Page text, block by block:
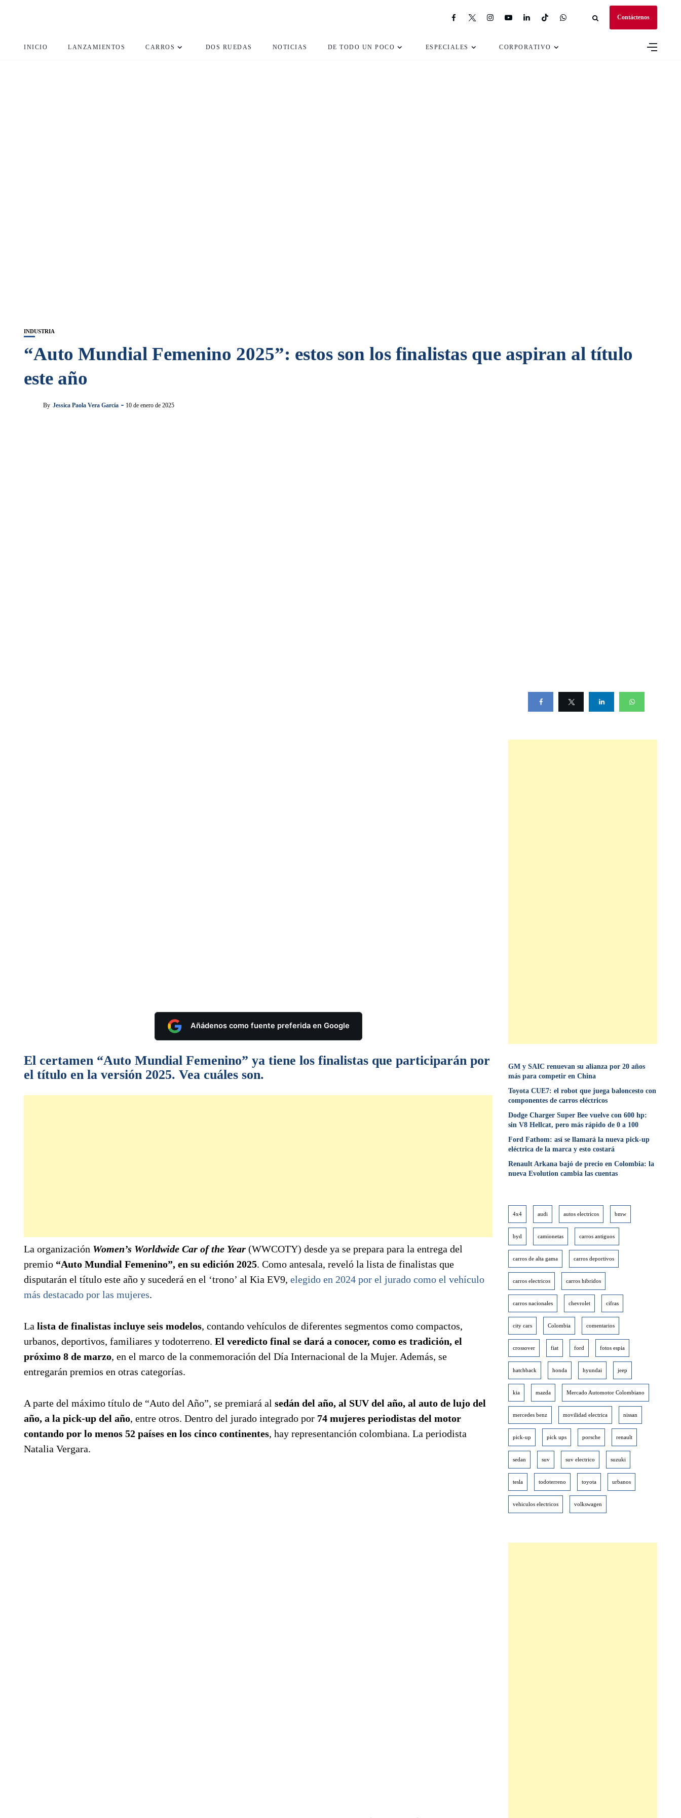
Contáctenos
INICIO LANZAMIENTOS CARROS DOS RUEDAS NOTICIAS DE TODO UN POCO ESPECIALES CORPORATIVO
INDUSTRIA
“Auto Mundial Femenino 2025”: estos son los finalistas que aspiran al título
este año
By Jessica Paola Vera García 10 de enero de 2025
Añádenos como fuente preferida en Google
El certamen “Auto Mundial Femenino” ya tiene los finalistas que participarán por
el título en la versión 2025. Vea cuáles son.
La organización Women’s Worldwide Car of the Year (WWCOTY) desde ya se prepara para la entrega del
premio “Auto Mundial Femenino”, en su edición 2025. Como antesala, reveló la lista de finalistas que
disputarán el título este año y sucederá en el ‘trono’ al Kia EV9, elegido en 2024 por el jurado como el vehículo
más destacado por las mujeres.
La lista de finalistas incluye seis modelos, contando vehículos de diferentes segmentos como compactos,
urbanos, deportivos, familiares y todoterreno. El veredicto final se dará a conocer, como es tradición, el
próximo 8 de marzo, en el marco de la conmemoración del Día Internacional de la Mujer. Además, se
entregarán premios en otras categorías.
A parte del máximo título de “Auto del Año”, se premiará al sedán del año, al SUV del año, al auto de lujo del
año, a la pick-up del año, entre otros. Dentro del jurado integrado por 74 mujeres periodistas del motor
contando por lo menos 52 países en los cinco continentes, hay representanción colombiana. La periodista
Natalia Vergara.
GM y SAIC renuevan su alianza por 20 años
más para competir en China
Toyota CUE7: el robot que juega baloncesto con
componentes de carros eléctricos
Dodge Charger Super Bee vuelve con 600 hp:
sin V8 Hellcat, pero más rápido de 0 a 100
Ford Fathom: así se llamará la nueva pick-up
eléctrica de la marca y esto costará
Renault Arkana bajó de precio en Colombia: la
nueva Evolution cambia las cuentas
4x4 audi autos electricos bmw
byd camionetas carros antiguos
carros de alta gama carros deportivos
carros electricos carros hibridos
carros nacionales chevrolet cifras
city cars Colombia comentarios
crossover fiat ford fotos espia
hatchback honda hyundai jeep
kia mazda Mercado Automotor Colombiano
mercedes benz movilidad electrica nissan
pick-up pick ups porsche renault
sedan suv suv electrico suzuki
tesla todoterreno toyota urbanos
vehiculos electricos volkswagen